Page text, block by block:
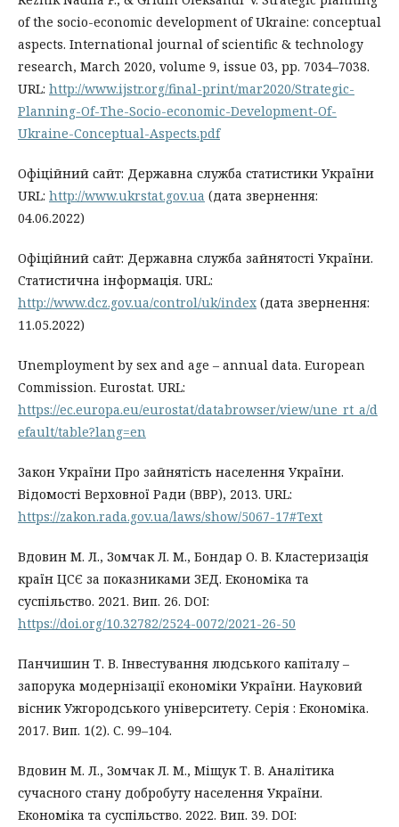
of the socio-economic development of Ukraine: conceptual
aspects. International journal of scientific & technology
research, March 2020, volume 9, issue 03, pp. 7034–7038.
URL: http://www.ijstr.org/final-print/mar2020/Strategic-
Planning-Of-The-Socio-economic-Development-Of-
Ukraine-Conceptual-Aspects.pdf
Офіційний сайт: Державна служба статистики України
URL: http://www.ukrstat.gov.ua (дата звернення:
04.06.2022)
Офіційний сайт: Державна служба зайнятості України.
Статистична інформація. URL:
http://www.dcz.gov.ua/control/uk/index (дата звернення:
11.05.2022)
Unemployment by sex and age – annual data. European
Commission. Eurostat. URL:
https://ec.europa.eu/eurostat/databrowser/view/une_rt_a/d
efault/table?lang=en
Закон України Про зайнятість населення України.
Відомості Верховної Ради (ВВР), 2013. URL:
https://zakon.rada.gov.ua/laws/show/5067-17#Text
Вдовин М. Л., Зомчак Л. М., Бондар О. В. Кластеризація
країн ЦСЄ за показниками ЗЕД. Економіка та
суспільство. 2021. Вип. 26. DOI:
https://doi.org/10.32782/2524-0072/2021-26-50
Панчишин Т. В. Інвестування людського капіталу –
запорука модернізації економіки України. Науковий
вісник Ужгородського університету. Серія : Економіка.
2017. Вип. 1(2). С. 99–104.
Вдовин М. Л., Зомчак Л. М., Міщук Т. В. Аналітика
сучасного стану добробуту населення України.
Економіка та суспільство. 2022. Вип. 39. DOI: